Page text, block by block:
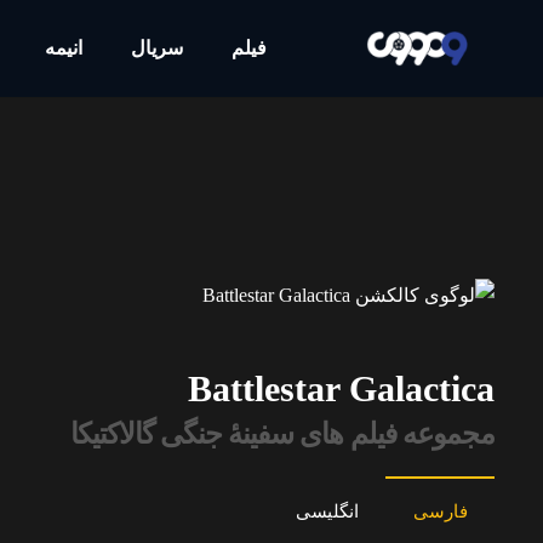
فیلم سریال انیمه
Battlestar Galactica
مجموعه فیلم های سفینهٔ جنگی گالاکتیکا
فارسی انگلیسی